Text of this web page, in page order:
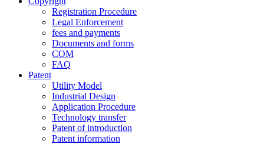
Registration Procedure
Legal Enforcement
fees and payments
Documents and forms
COM
FAQ
Patent
Utility Model
Industrial Design
Application Procedure
Technology transfer
Patent of introduction
Patent information